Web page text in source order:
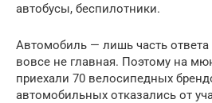
автобусы, беспилотники.
Автомобиль — лишь часть ответа
вовсе не главная. Поэтому на
приехали 70 велосипедных
автомобильных отказались от